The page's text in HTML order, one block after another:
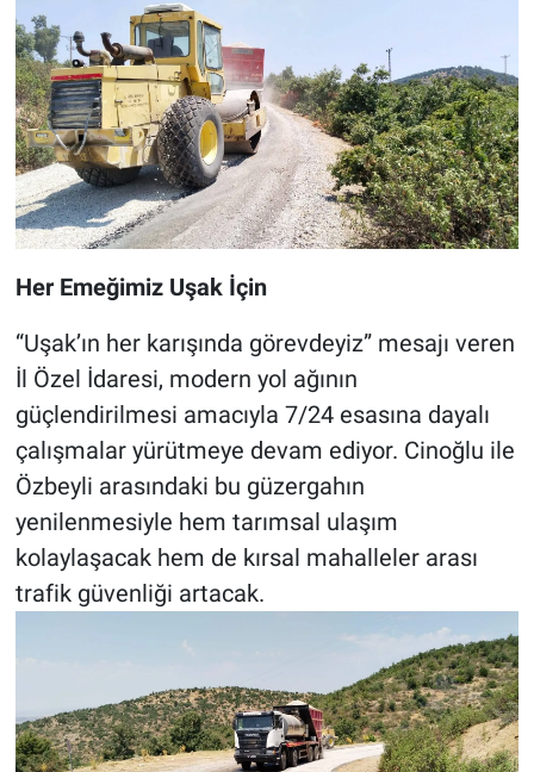
Her Emeğimiz Uşak İçin
“Uşak’ın her karışında görevdeyiz” mesajı veren
İl Özel İdaresi, modern yol ağının
güçlendirilmesi amacıyla 7/24 esasına dayalı
çalışmalar yürütmeye devam ediyor. Cinoğlu ile
Özbeyli arasındaki bu güzergahın
yenilenmesiyle hem tarımsal ulaşım
kolaylaşacak hem de kırsal mahalleler arası
trafik güvenliği artacak.